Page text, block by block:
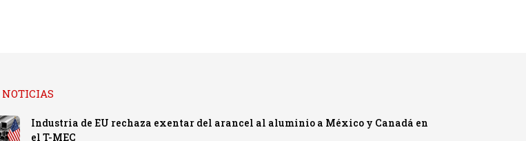
Industria de EU rechaza exentar del arancel al aluminio a México y Canadá en
el T-MEC